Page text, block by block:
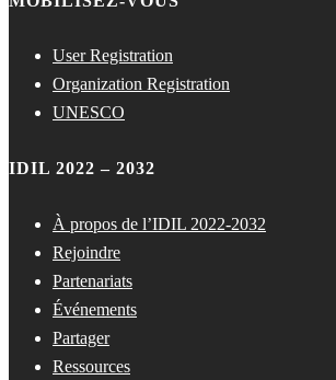
User Registration
Organization Registration
UNESCO
IDIL 2022 – 2032
À propos de l’IDIL 2022-2032
Rejoindre
Partenariats
Événements
Partager
Ressources